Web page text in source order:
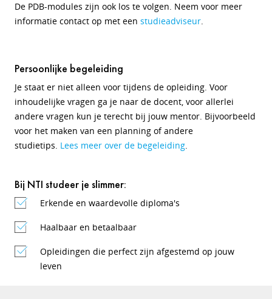
De PDB-modules zijn ook los te volgen. Neem voor meer
informatie contact op met een studieadviseur.
Persoonlijke begeleiding
Je staat er niet alleen voor tijdens de opleiding. Voor
inhoudelijke vragen ga je naar de docent, voor allerlei
andere vragen kun je terecht bij jouw mentor. Bijvoorbeeld
voor het maken van een planning of andere
studietips. Lees meer over de begeleiding.
Bij NTI studeer je slimmer:
Erkende en waardevolle diploma's
Haalbaar en betaalbaar
Opleidingen die perfect zijn afgestemd op jouw
leven